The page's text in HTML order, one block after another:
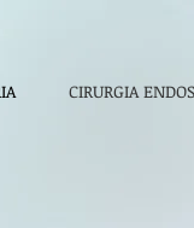
CIRURGIA